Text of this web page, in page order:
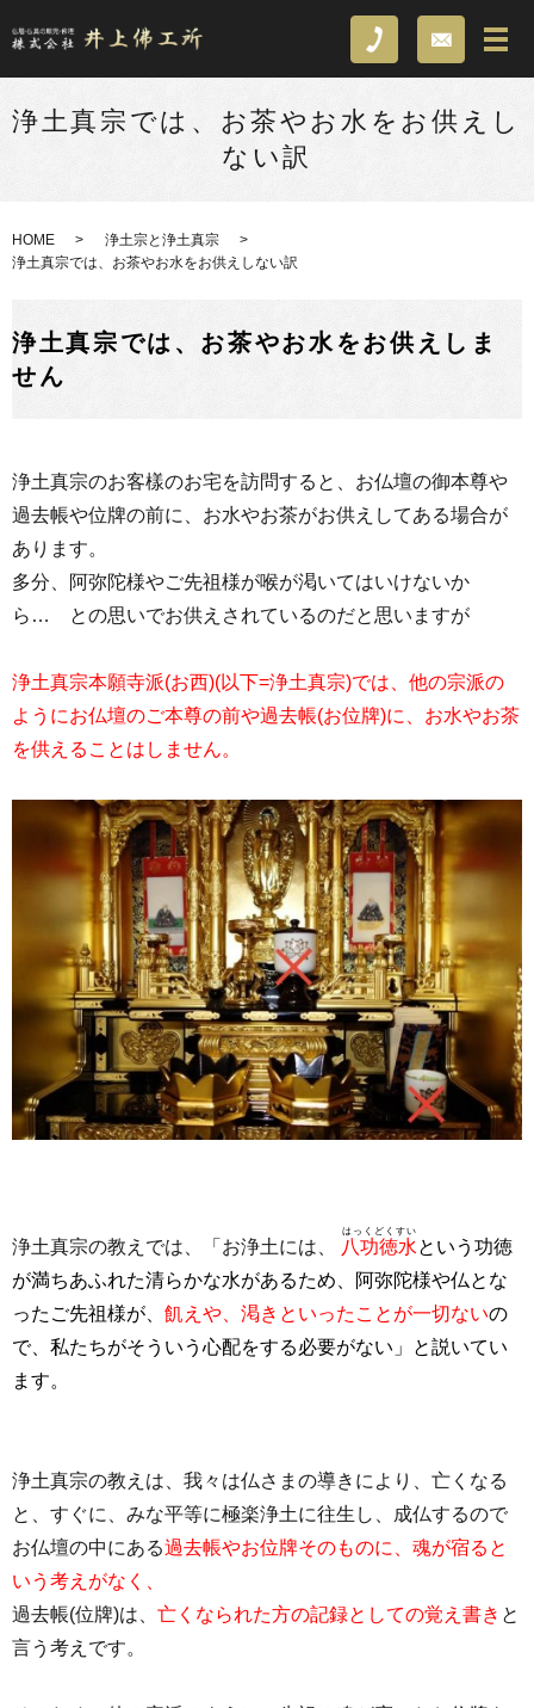
浄土真宗では、お茶やお水をお供えし
ない訳
HOME
浄土宗と浄土真宗
浄土真宗では、お茶やお水をお供えしない訳
浄土真宗では、お茶やお水をお供えしま
せん
浄土真宗のお客樣のお宅を訪問すると、お仏壇の御本尊や
過去帳や位牌の前に、お水やお茶がお供えしてある場合が
あります。
多分、阿弥陀様やご先祖様が喉が渇いてはいけないか
ら… との思いでお供えされているのだと思いますが
浄土真宗本願寺派(お西)(以下=浄土真宗)では、他の宗派の
ようにお仏壇のご本尊の前や過去帳(お位牌)に、お水やお茶
を供えることはしません。
浄土真宗の教えでは、「お浄土には、 八功徳水
はっくどくすい
という功徳
が満ちあふれた清らかな水があるため、阿弥陀様や仏とな
ったご先祖様が、 飢えや、渇きといったことが一切ないの
で、私たちがそういう心配をする必要がない」と説いてい
ます。
浄土真宗の教えは、我々は仏さまの導きにより、亡くなる
と、すぐに、みな平等に極楽浄土に往生し、成仏するので
お仏壇の中にある過去帳やお位牌そのものに、魂が宿ると
いう考えがなく、
過去帳(位牌)は、 亡くなられた方の記録としての覚え書き と
言う考えです。